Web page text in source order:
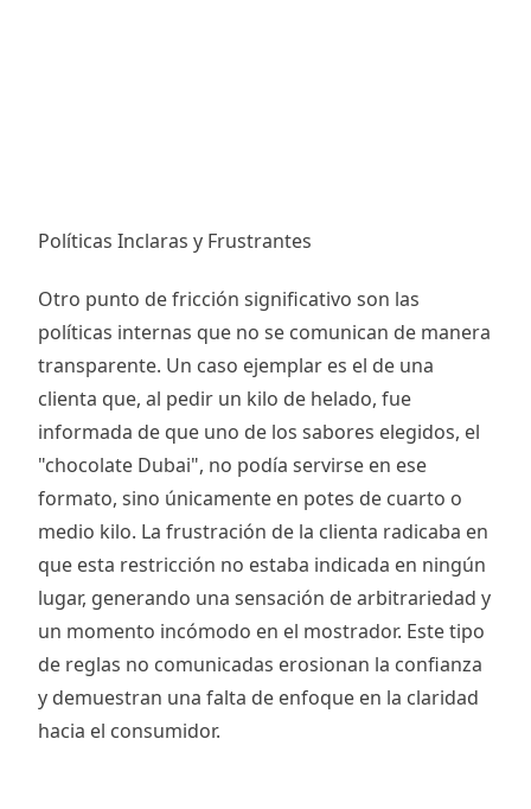
Políticas Inclaras y Frustrantes
Otro punto de fricción significativo son las
políticas internas que no se comunican de manera
transparente. Un caso ejemplar es el de una
clienta que, al pedir un kilo de helado, fue
informada de que uno de los sabores elegidos, el
"chocolate Dubai", no podía servirse en ese
formato, sino únicamente en potes de cuarto o
medio kilo. La frustración de la clienta radicaba en
que esta restricción no estaba indicada en ningún
lugar, generando una sensación de arbitrariedad y
un momento incómodo en el mostrador. Este tipo
de reglas no comunicadas erosionan la confianza
y demuestran una falta de enfoque en la claridad
hacia el consumidor.